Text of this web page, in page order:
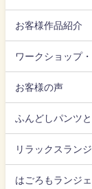
お客様作品紹介
ワークショップ
お客様の声
ふんどしパンツ
リラックスラン
はごろもランジ